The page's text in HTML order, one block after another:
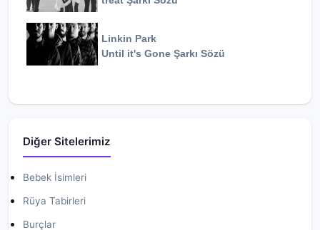
Linkin Park
Until it's Gone Şarkı Sözü
Diğer Sitelerimiz
Bebek İsimleri
Rüya Tabirleri
Burçlar